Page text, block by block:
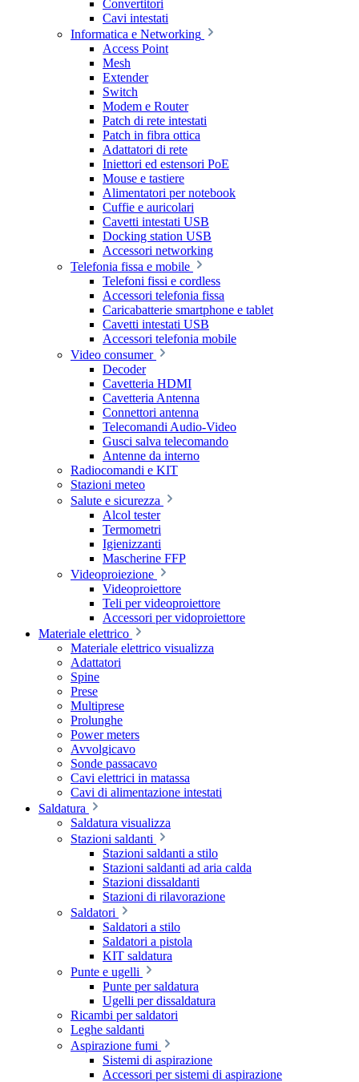
Convertitori
Cavi intestati
Informatica e Networking
Access Point
Mesh
Extender
Switch
Modem e Router
Patch di rete intestati
Patch in fibra ottica
Adattatori di rete
Iniettori ed estensori PoE
Mouse e tastiere
Alimentatori per notebook
Cuffie e auricolari
Cavetti intestati USB
Docking station USB
Accessori networking
Telefonia fissa e mobile
Telefoni fissi e cordless
Accessori telefonia fissa
Caricabatterie smartphone e tablet
Cavetti intestati USB
Accessori telefonia mobile
Video consumer
Decoder
Cavetteria HDMI
Cavetteria Antenna
Connettori antenna
Telecomandi Audio-Video
Gusci salva telecomando
Antenne da interno
Radiocomandi e KIT
Stazioni meteo
Salute e sicurezza
Alcol tester
Termometri
Igienizzanti
Mascherine FFP
Videoproiezione
Videoproiettore
Teli per videoproiettore
Accessori per vidoproiettore
Materiale elettrico
Materiale elettrico visualizza
Adattatori
Spine
Prese
Multiprese
Prolunghe
Power meters
Avvolgicavo
Sonde passacavo
Cavi elettrici in matassa
Cavi di alimentazione intestati
Saldatura
Saldatura visualizza
Stazioni saldanti
Stazioni saldanti a stilo
Stazioni saldanti ad aria calda
Stazioni dissaldanti
Stazioni di rilavorazione
Saldatori
Saldatori a stilo
Saldatori a pistola
KIT saldatura
Punte e ugelli
Punte per saldatura
Ugelli per dissaldatura
Ricambi per saldatori
Leghe saldanti
Aspirazione fumi
Sistemi di aspirazione
Accessori per sistemi di aspirazione